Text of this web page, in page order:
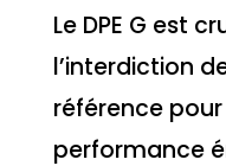
Le DPE G est
l’interdiction
référence
performance